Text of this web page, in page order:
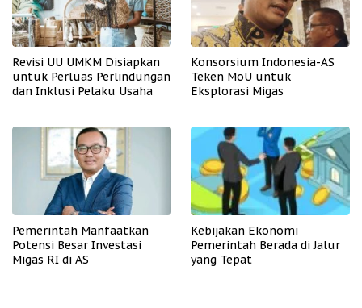
Revisi UU UMKM Disiapkan
untuk Perluas Perlindungan
dan Inklusi Pelaku Usaha
Konsorsium Indonesia-AS
Teken MoU untuk
Eksplorasi Migas
Pemerintah Manfaatkan
Potensi Besar Investasi
Migas RI di AS
Kebijakan Ekonomi
Pemerintah Berada di Jalur
yang Tepat